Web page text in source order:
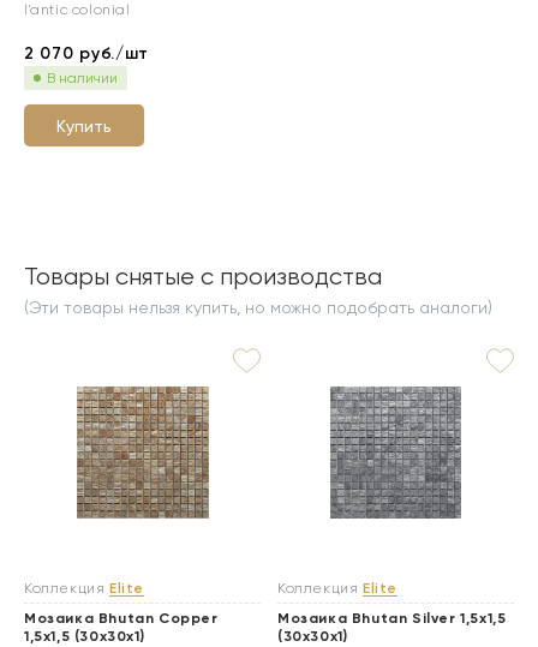
l'antic colonial
2 070 руб./шт
В наличии
Купить
Товары снятые с производства
(Эти товары нельзя купить, но можно подобрать аналоги)
Коллекция Elite
Мозаика Bhutan Copper
1,5x1,5 (30x30x1)
Коллекция Elite
Мозаика Bhutan Silver 1,5x1,5
(30x30x1)